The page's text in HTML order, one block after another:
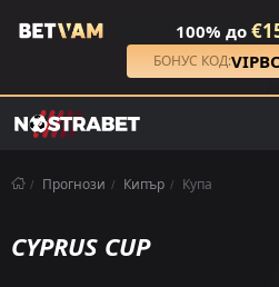
100% до
БОНУС КОД:
Прогнози Кипър Купа
CYPRUS CUP